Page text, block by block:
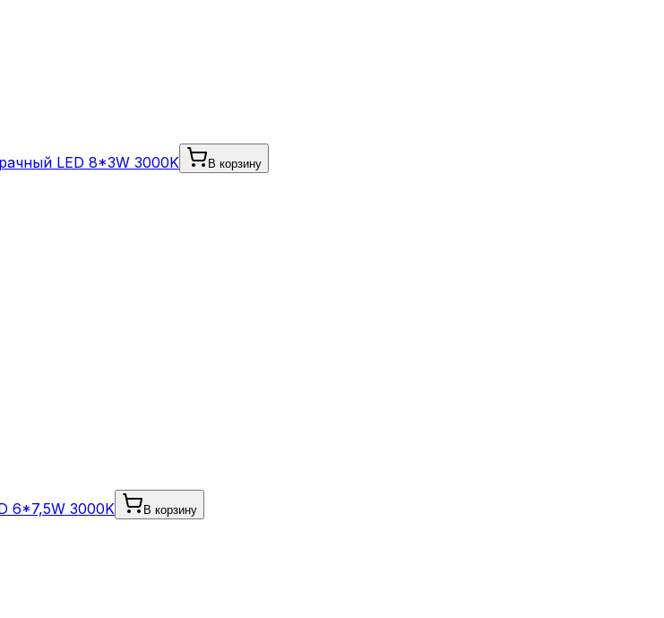
LED 8*3W 3000K
В корзину
6*7,5W 3000K
В корзину